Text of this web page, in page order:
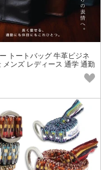
トートバッグ 牛革ビジネ
メンズ レディース 通学 通勤